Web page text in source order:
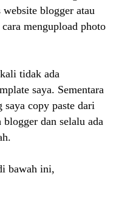
blogger atau
mengupload photo
tidak ada
saya. Sementara
saya copy paste dari
dan selalu ada
bawah ini,